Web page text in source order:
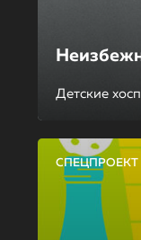
Детские
СПЕЦПРОЕКТ